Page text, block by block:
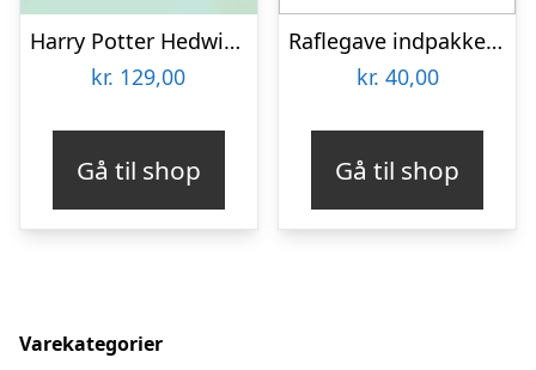
Harry Potter Hedwig 3D Krus
kr. 129,00
Gå til shop
Raflegave indpakket – Kr. 40,-
kr. 40,00
Gå til shop
Varekategorier